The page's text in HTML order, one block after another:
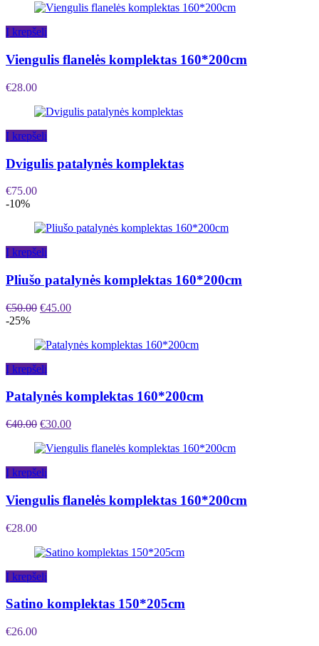
Į krepšelį
Viengulis flanelės komplektas 160*200cm
€28.00
Į krepšelį
Dvigulis patalynės komplektas
€75.00
-10%
Į krepšelį
Pliušo patalynės komplektas 160*200cm
€50.00 €45.00
-25%
Į krepšelį
Patalynės komplektas 160*200cm
€40.00 €30.00
Į krepšelį
Viengulis flanelės komplektas 160*200cm
€28.00
Į krepšelį
Satino komplektas 150*205cm
€26.00